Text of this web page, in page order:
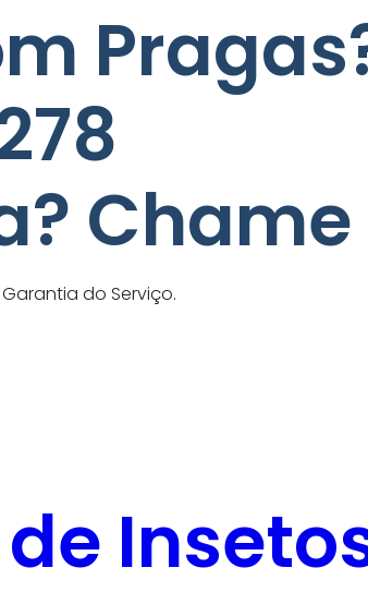
Chame
do Serviço.